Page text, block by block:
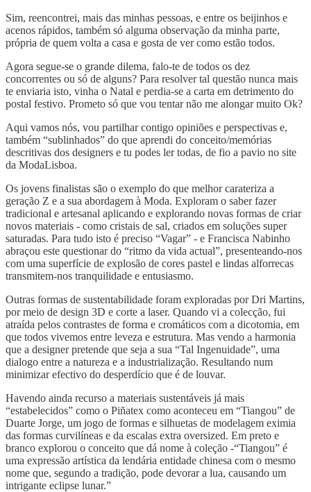
Sim, reencontrei, mais das minhas pessoas, e entre os beijinhos e
acenos rápidos, também só alguma observação da minha parte,
própria de quem volta a casa e gosta de ver como estão todos.
Agora segue-se o grande dilema, falo-te de todos os dez
concorrentes ou só de alguns? Para resolver tal questão nunca mais
te enviaria isto, vinha o Natal e perdia-se a carta em detrimento do
postal festivo. Prometo só que vou tentar não me alongar muito Ok?
Aqui vamos nós, vou partilhar contigo opiniões e perspectivas e,
também “sublinhados” do que aprendi do conceito/memórias
descritivas dos designers e tu podes ler todas, de fio a pavio no site
da ModaLisboa.
Os jovens finalistas são o exemplo do que melhor carateriza a
geração Z e a sua abordagem à Moda. Exploram o saber fazer
tradicional e artesanal aplicando e explorando novas formas de criar
novos materiais - como cristais de sal, criados em soluções super
saturadas. Para tudo isto é preciso “Vagar” - e Francisca Nabinho
abraçou este questionar do “ritmo da vida actual”, presenteando-nos
com uma superfície de explosão de cores pastel e lindas alforrecas
transmitem-nos tranquilidade e entusiasmo.
Outras formas de sustentabilidade foram exploradas por Dri Martins,
por meio de design 3D e corte a laser. Quando vi a colecção, fui
atraída pelos contrastes de forma e cromáticos com a dicotomia, em
que todos vivemos entre leveza e estrutura. Mas vendo a harmonia
que a designer pretende que seja a sua “Tal Ingenuidade”, uma
dialogo entre a natureza e a industrialização. Resultando num
minimizar efectivo do desperdício que é de louvar.
Havendo ainda recurso a materiais sustentáveis já mais
“estabelecidos” como o Piñatex como aconteceu em “Tiangou” de
Duarte Jorge, um jogo de formas e silhuetas de modelagem eximia
das formas curvilíneas e da escalas extra oversized. Em preto e
branco explorou o conceito que dá nome à coleção -“Tiangou” é
uma expressão artística da lendária entidade chinesa com o mesmo
nome que, segundo a tradição, pode devorar a lua, causando um
intrigante eclipse lunar.”